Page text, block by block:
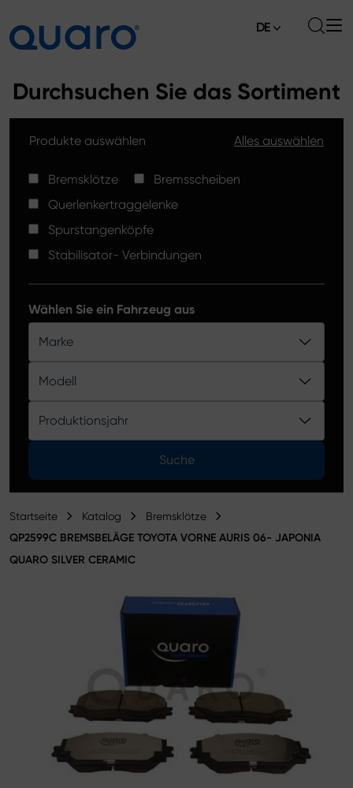
Bremsklötze
Bremsscheiben High Carbon
Spurstangenköpfe
Bremsklötze Silver Ceramic
Produktkatalog
Aktuelles
Verkaufsstellen
Kontakt
DE
Durchsuchen Sie das Sortiment
Produkte auswählen Alles auswählen
Bremsklötze
Bremsscheiben
Querlenkertraggelenke
Spurstangenköpfe
Stabilisator- Verbindungen
Wählen Sie ein Fahrzeug aus
Marke
Modell
Produktionsjahr
Suche
Startseite Katalog Bremsklötze
QP2599C BREMSBELÄGE TOYOTA VORNE AURIS 06- JAPONIA
QUARO SILVER CERAMIC